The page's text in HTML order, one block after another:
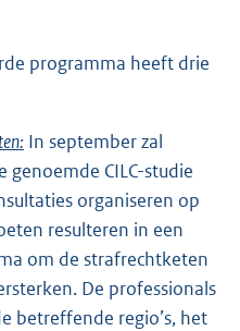
programma heeft drie
In september zal
genoemde CILC-studie
organiseren op
resulteren in een
om de strafrechtketen
De professionals
betreffende regio’s, het